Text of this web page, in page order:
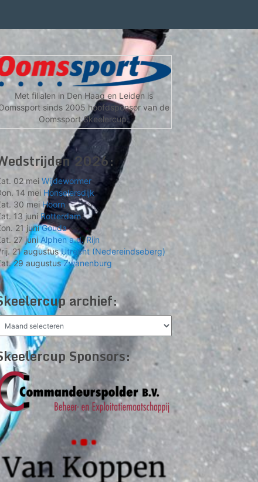
Met filialen in Den Haag en Leiden is
sinds 2005 hoofdsponsor van de
Oomssport Skeelercup.
2026:
02 mei Wijdewormer
14 mei Honselersdijk
30 meiHoorn
13 juni Rotterdam
21 juniGouda
27 juni Alphen a.d. Rijn
21 augustusUtrecht (Nedereindseberg)
29 augustusZwanenburg
archief:
archief:
Sponsors: